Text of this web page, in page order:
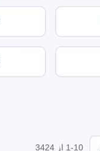
1-10 از 3424